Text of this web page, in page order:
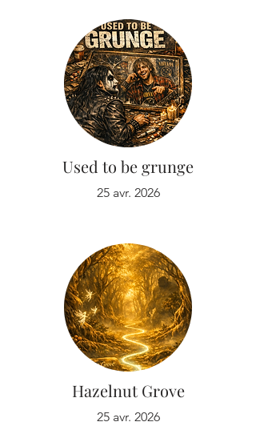
Used to be grunge
25 avr. 2026
Hazelnut Grove
25 avr. 2026